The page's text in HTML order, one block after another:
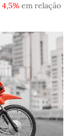
4,5% em relação